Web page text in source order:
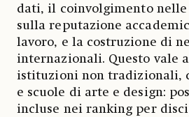
dati, il coinvolgimento nelle
sulla reputazione
lavoro, e la costruzione di
internazionali. Questo vale
istituzioni non tradizionali,
e scuole di arte e design:
incluse nei ranking per